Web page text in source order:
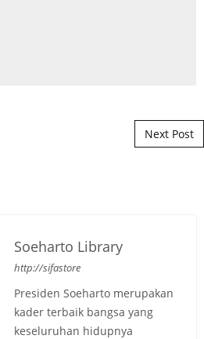
Next Post
Soeharto Library
http://sifastore
Presiden Soeharto merupakan
kader terbaik bangsa yang
keseluruhan hidupnya